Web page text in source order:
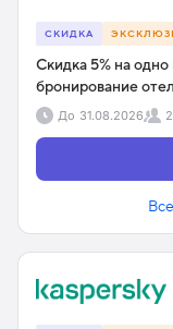
СКИДКА
Скидка 5% на
бронирование
До 31.08.2026